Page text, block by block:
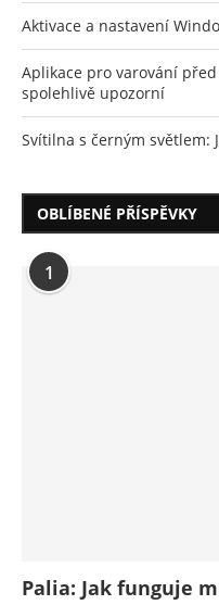
Aktivace a nastavení
Aplikace pro varování
spolehlivě upozorní
Svítilna s černým světlem:
OBLÍBENÉ PŘÍSPĚVKY
1
Palia: Jak funguje